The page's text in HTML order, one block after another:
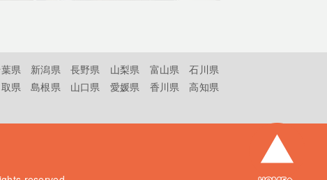
県 新潟県 長野県 山梨県 富山県
石川県
県 島根県 山口県 愛媛県 香川県
高知県